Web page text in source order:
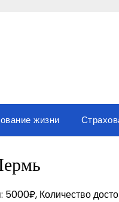
жизни
Количество